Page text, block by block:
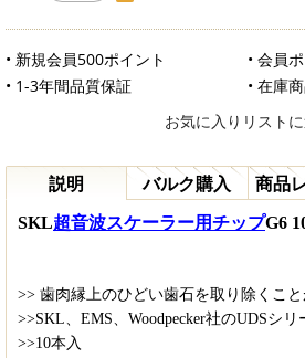
• 新規会員500ポイント
• 会員
• 1-3年間品質保証
• 在庫
お気に入りリスト
説明 バルク購入 商品
SKL超音波スケーラー用チップG6
>> 歯肉縁上のひどい歯石を取り除くこと
>>SKL、EMS、Woodpecker社のUDSシリ
>>10本入